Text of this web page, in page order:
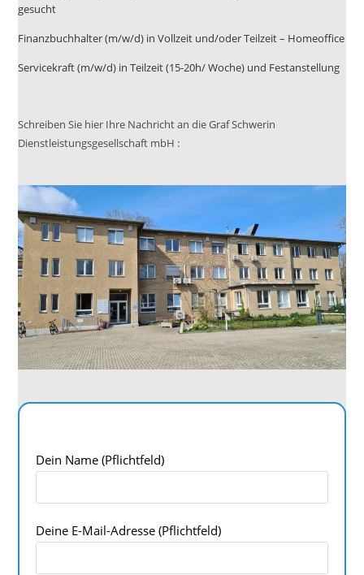
gesucht
Finanzbuchhalter (m/w/d) in Vollzeit und/oder Teilzeit – Homeoffice
Servicekraft (m/w/d) in Teilzeit (15-20h/ Woche) und Festanstellung
Schreiben Sie hier Ihre Nachricht an die Graf Schwerin
Dienstleistungsgesellschaft mbH :
Dein Name (Pflichtfeld)
Deine E-Mail-Adresse (Pflichtfeld)